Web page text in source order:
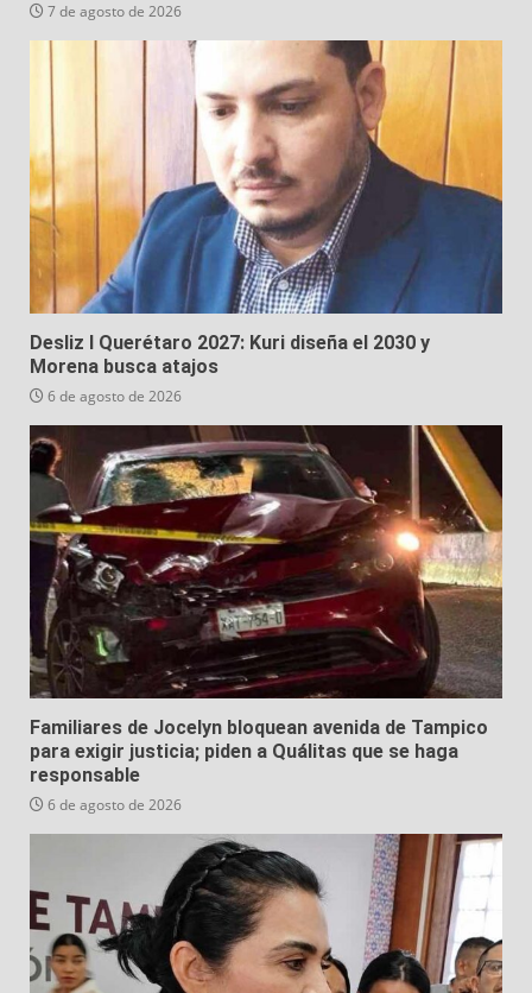
7 de agosto de 2026
Desliz I Querétaro 2027: Kuri diseña el 2030 y
Morena busca atajos
6 de agosto de 2026
Familiares de Jocelyn bloquean avenida de Tampico
para exigir justicia; piden a Quálitas que se haga
responsable
6 de agosto de 2026